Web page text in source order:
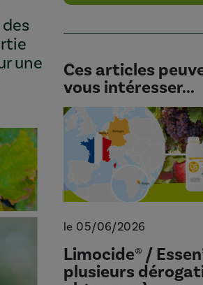
une
Ces articles
vous intéresser...
le 05/06/2026
Limocide® /
plusieurs